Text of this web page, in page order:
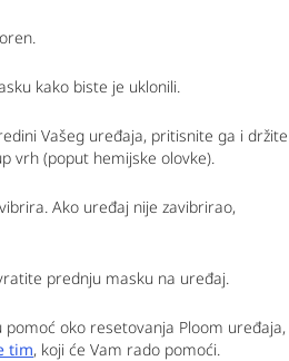
kako biste je uklonili.
Vašeg uređaja, pritisnite ga i držite
vrh (poput hemijske olovke).
Ako uređaj nije zavibrirao,
prednju masku na uređaj.
oko resetovanja Ploom uređaja,
tim, koji će Vam rado pomoći.